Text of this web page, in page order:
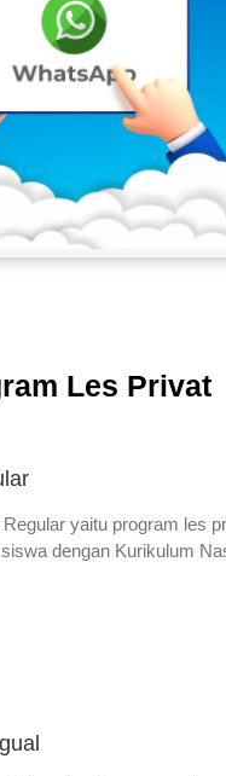
Les Privat
Regular yaitu program les
dengan Kurikulum